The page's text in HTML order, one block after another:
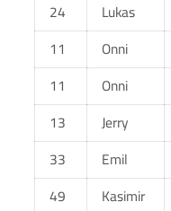
24 Lukas
11
Onni
11
Onni
13
Jerry
33
Emil
49
Kasimir